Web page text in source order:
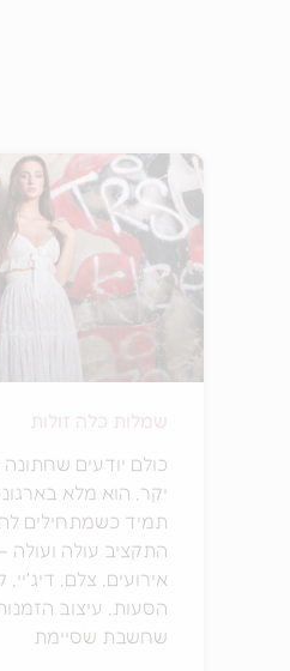
שמלות כלה זולות
כולם יודעים שחתונה
יקר, הוא מלא
תמיד כשמתחילים
התקציב עולה ועולה
אירועים, צלם, דיג'יי,
הסעות, עיצוב
שחשבת שסיימת